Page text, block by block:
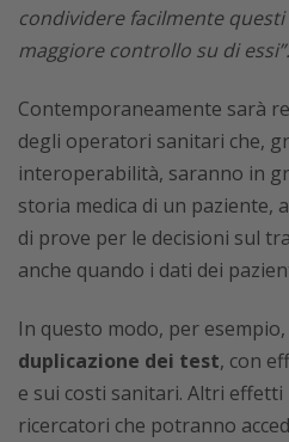
condividere facilmente
maggiore controllo su di essi”.
Contemporaneamente sarà
degli operatori sanitari che,
interoperabilità, saranno in
storia medica di un paziente,
di prove per le decisioni sul
anche quando i dati dei
In questo modo, per esempio,
duplicazione dei test, con
e sui costi sanitari. Altri
ricercatori che potranno